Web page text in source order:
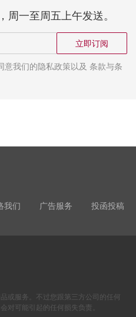
周一至周五上午发送。
立即订阅
意我们的隐私政策以及 条款与条
我们 广告服务 投函投稿
或服务。不过您跟第三方公司的任何
对可能引起的任何损失负责。